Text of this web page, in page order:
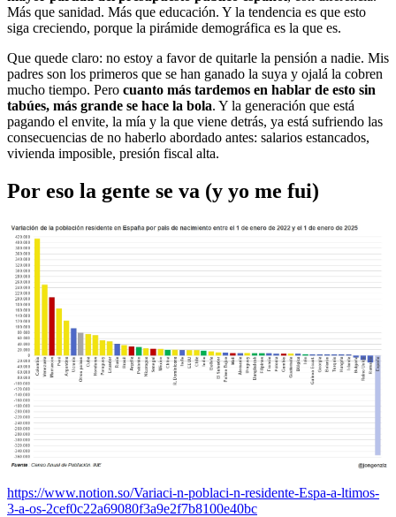
Más que sanidad. Más que educación. Y la tendencia es que esto
siga creciendo, porque la pirámide demográfica es la que es.
Que quede claro: no estoy a favor de quitarle la pensión a nadie. Mis
padres son los primeros que se han ganado la suya y ojalá la cobren
mucho tiempo. Pero cuanto más tardemos en hablar de esto sin
tabúes, más grande se hace la bola. Y la generación que está
pagando el envite, la mía y la que viene detrás, ya está sufriendo las
consecuencias de no haberlo abordado antes: salarios estancados,
vivienda imposible, presión fiscal alta.
Por eso la gente se va (y yo me fui)
https://www.notion.so/Variaci-n-poblaci-n-residente-Espa-a-ltimos-
3-a-os-2cef0c22a69080f3a9e2f7b8100e40bc